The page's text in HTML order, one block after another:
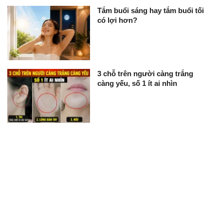
Tắm buổi sáng hay tắm buổi tối
có lợi hơn?
3 chỗ trên người càng trắng
càng yếu, số 1 ít ai nhìn